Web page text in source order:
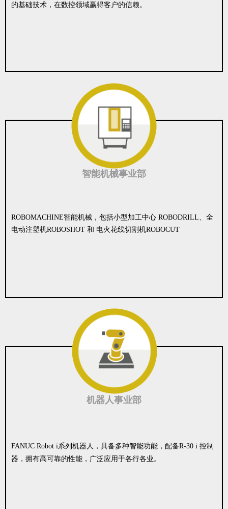
的基础技术，在数控领域赢得客户的信赖。
智能机械事业部
ROBOMACHINE智能机械，包括小型加工中心 ROBODRILL、全
电动注塑机ROBOSHOT 和 电火花线切割机ROBOCUT
机器人事业部
FANUC Robot i系列机器人，具备多种智能功能，配备R-30 i 控制
器，拥有高可靠的性能，广泛应用于各行各业。